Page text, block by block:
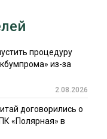
процедуру
из-за
2.08.2026
договорились о
«Полярная» в